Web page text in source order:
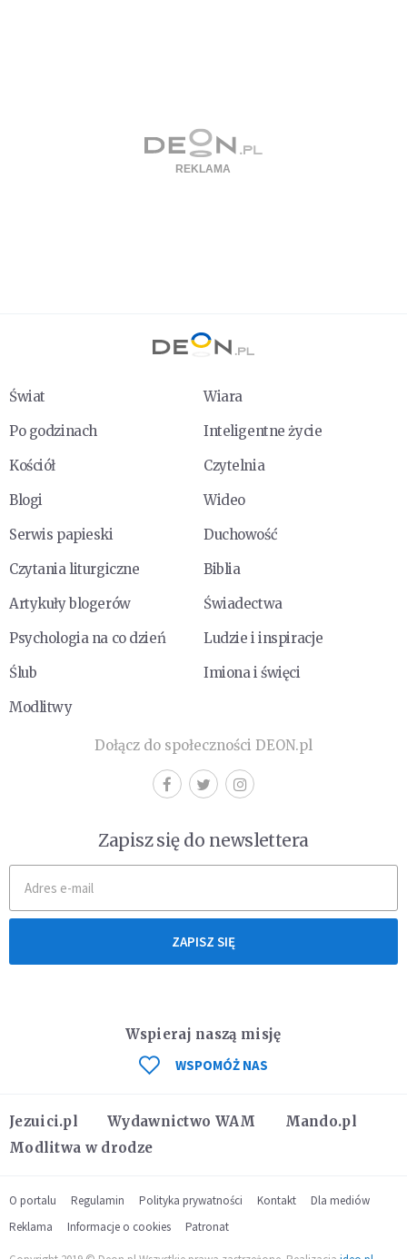
Świat
Wiara
Po godzinach
Inteligentne życie
Kościół
Czytelnia
Blogi
Wideo
Serwis papieski
Duchowość
Czytania liturgiczne
Biblia
Artykuły blogerów
Świadectwa
Psychologia na co dzień
Ludzie i inspiracje
Ślub
Imiona i święci
Modlitwy
Dołącz do społeczności DEON.pl
Zapisz się do newslettera
ZAPISZ SIĘ
Jezuici.pl Wydawnictwo WAM
Mando.pl
Modlitwa w drodze
Wspieraj naszą misję
WSPOMÓŻ NAS
O portalu Regulamin Polityka prywatności Kontakt
Dla mediów
Reklama
Informacje o cookies Patronat